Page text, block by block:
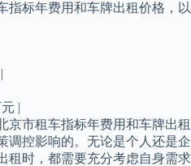
指标年费用和车牌出租价格，以
|
京市租车指标年费用和车牌出租
调控影响的。无论是个人还是企
租时，都需要充分考虑自身需求